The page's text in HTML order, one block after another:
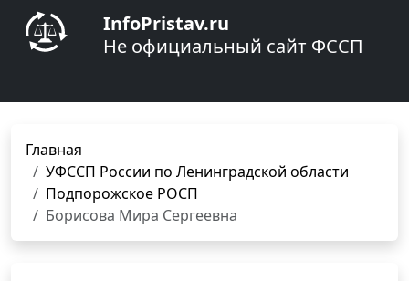
InfoPristav.ru
Не официальный сайт ФССП
Главная
УФССП России по Ленинградской области
Подпорожское РОСП
Борисова Мира Сергеевна